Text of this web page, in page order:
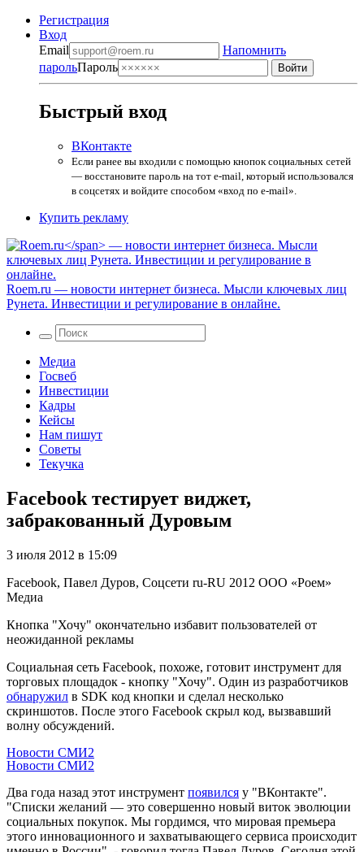
Регистрация
Вход
Email
Напомнить
парольПароль
Быстрый вход
ВКонтакте
Если ранее вы входили с помощью кнопок социальных сетей
— восстановите пароль на тот e-mail, который использовался
в соцсетях и войдите способом «вход по e-mail».
Купить рекламу
Roem.ru — новости интернет бизнеса. Мысли ключевых лиц
Рунета. Инвестиции и регулирование в онлайне.
Медиа
Госвеб
Инвестиции
Кадры
Кейсы
Нам пишут
Советы
Текучка
Facebook тестирует виджет,
забракованный Дуровым
3 июля 2012 в 15:09
Facebook, Павел Дуров, Соцсети ru-RU 2012 ООО «Роем»
Медиа
Кнопка "Хочу" окончательно избавит пользователей от
неожиданной рекламы
Социальная сеть Facebook, похоже, готовит инструмент для
торговых площадок - кнопку "Хочу". Один из разработчиков
обнаружил в SDK код кнопки и сделал несколько
скриншотов. После этого Facebook скрыл код, вызвавший
волну обсуждений.
Новости СМИ2
Новости СМИ2
Два года назад этот инструмент появился у "ВКонтакте".
"Списки желаний — это совершенно новый виток эволюции
социальных покупок. Мы гордимся, что мировая премьера
этого инновационного и захватывающего сервиса происходит